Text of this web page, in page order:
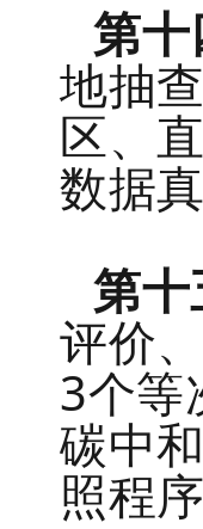
第
地抽
区、
数据
第
评价
3个等
碳中
照程